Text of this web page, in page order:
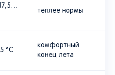
теплее нормы
°C
комфортный
конец лета